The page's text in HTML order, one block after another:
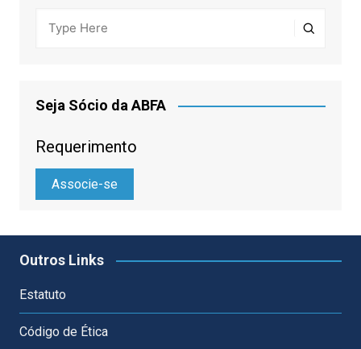
Seja Sócio da ABFA
Requerimento
Associe-se
Outros Links
Estatuto
Código de Ética